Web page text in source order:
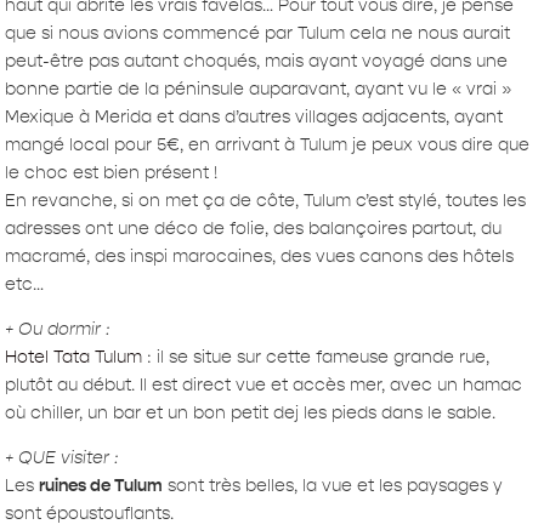
haut qui abrite les vrais favelas… Pour tout vous dire, je pense
que si nous avions commencé par Tulum cela ne nous aurait
peut-être pas autant choqués, mais ayant voyagé dans une
bonne partie de la péninsule auparavant, ayant vu le « vrai »
Mexique à Merida et dans d’autres villages adjacents, ayant
mangé local pour 5€, en arrivant à Tulum je peux vous dire que
le choc est bien présent !
En revanche, si on met ça de côte, Tulum c’est stylé, toutes les
adresses ont une déco de folie, des balançoires partout, du
macramé, des inspi marocaines, des vues canons des hôtels
etc…
+ Ou dormir :
Hotel Tata Tulum : il se situe sur cette fameuse grande rue,
plutôt au début. Il est direct vue et accès mer, avec un hamac
où chiller, un bar et un bon petit dej les pieds dans le sable.
+ QUE visiter :
Lesruines de Tulum sont très belles, la vue et les paysages y
sont époustouflants.